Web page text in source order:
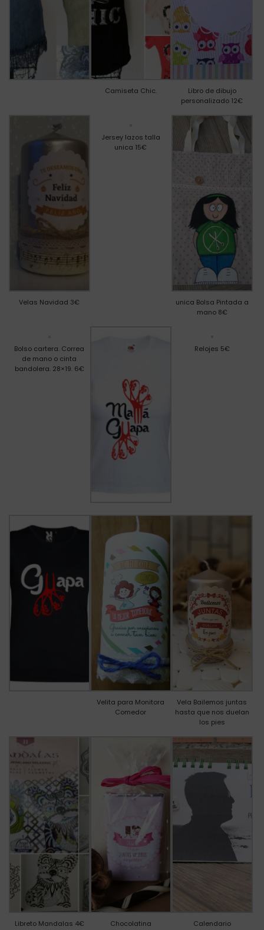
Camiseta Chic.
Libro de dibujo
personalizado 12€
Velas Navidad 3€
Jersey lazos talla
unica 15€
unica Bolsa Pintada a
mano 8€
Bolso cartera. Correa
de mano o cinta
bandolera. 28×19. 6€
Relojes 5€
Velita para Monitora
Comedor
Vela Bailemos juntas
hasta que nos duelan
los pies
Libreto Mandalas 4€ Chocolatina
Calendario